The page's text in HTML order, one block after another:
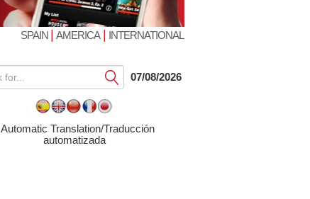
SPAIN | AMERICA| INTERNATIONAL
Submit07/08/2026
Automatic Translation/Traducción
automatizada